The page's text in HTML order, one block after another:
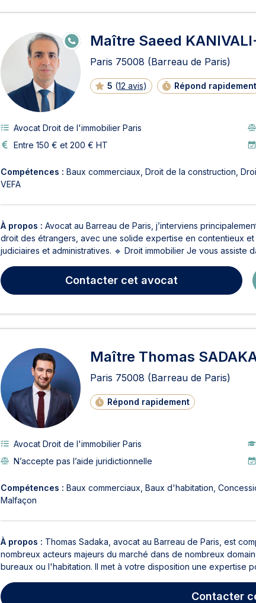
Maître Saeed
Paris 75008 (Barreau de Paris)
5 (12 avis) Répond rapidement
E
N
Avocat Droit de l'immobilier Paris
Entre 150 € et 200 € HT
Compétences : Baux commerciaux Droit de la construction
VEFA
À propos : Avocat au Barreau de Paris, j’interviens
droit des étrangers, avec une solide expertise en contentieux
judiciaires et administratives. 🔹 Droit immobilier Je vous assiste
Contacter cet avocat
Maître Thomas
Paris 75008 (Barreau de Paris)
Répond rapidement
Avocat Droit de l'immobilier Paris
N’accepte pas l’aide juridictionnelle
Compétences : Baux commerciaux Baux d'habitation
Malfaçon
À propos : Thomas Sadaka, avocat au Barreau de Paris, est
nombreux acteurs majeurs du marché dans de nombreux
bureaux ou l'habitation. Il met à votre disposition une expertise
Contacter